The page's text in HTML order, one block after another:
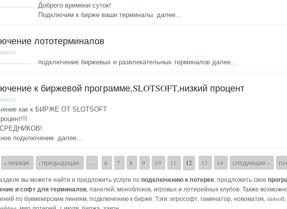
Доброго времени суток!
Подключим к бирже ваши терминалы.далее...
лототерминалов
подключение биржевых и развлекательных терминаловдалее...
к биржевой программе,SLOTSOFT,низкий процент
как к БИРЖЕ ОТ SLOTSOFT
подключение.далее...
« первая ‹ предыдущая … 6 7 8 9 10 11 12 13 14 следующая ›
вы можете найти и предложить услуги поподключению к лотерее, предложить свое
и софт для терминалов, панелей, моноблоков, игровых и лотерейных клубов. Также
по букмекерским линиям, подключению к бирже. Тэги: игрософт, гаминатор, новоматик,